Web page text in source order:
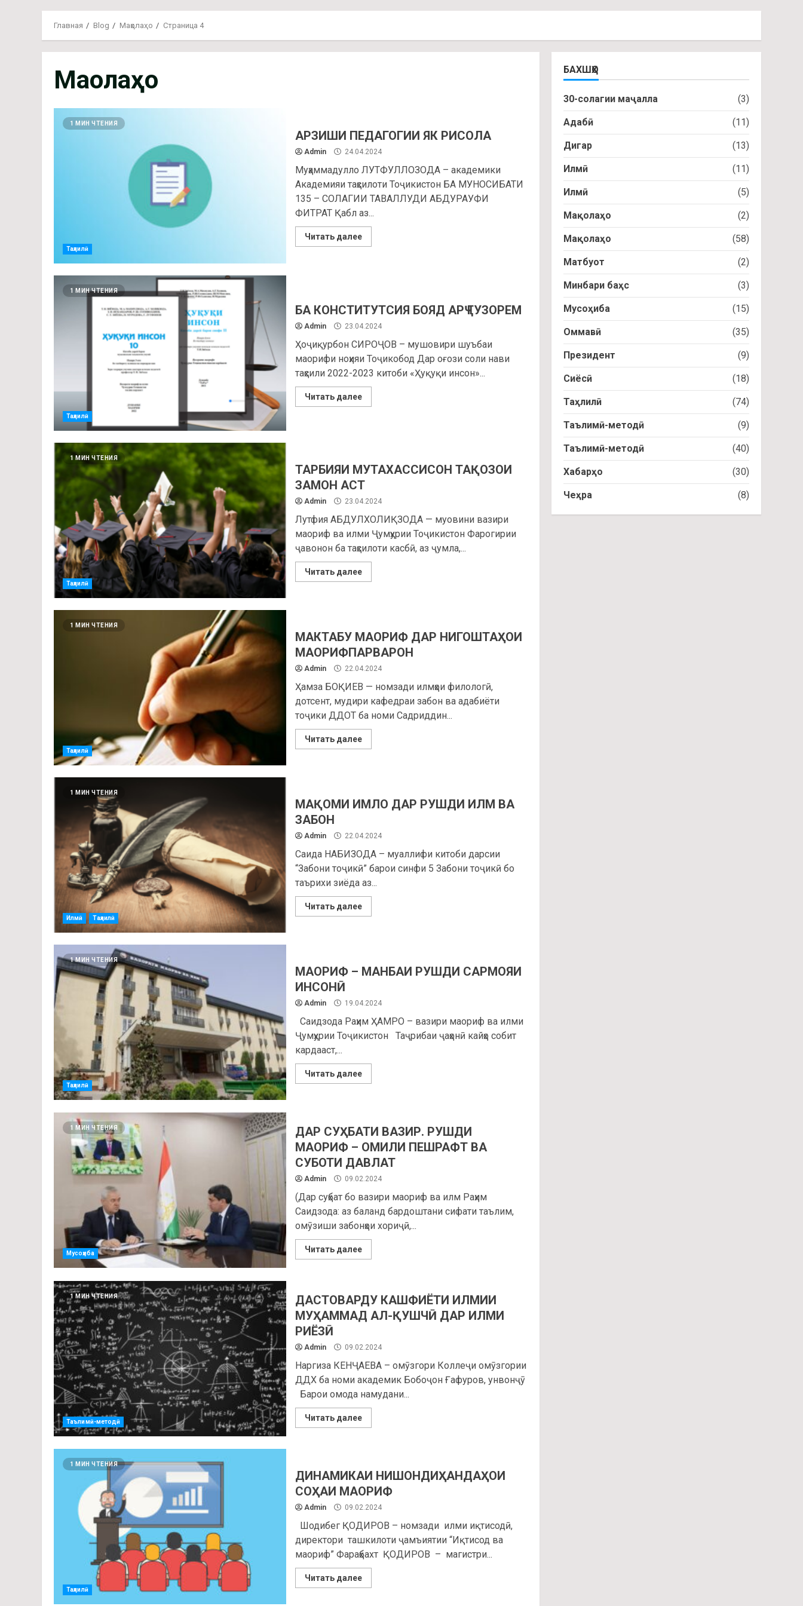
Главная Blog Мақолаҳо Страница 4
Мақолаҳо
1 МИН ЧТЕНИЯ
Таҳлилӣ
АРЗИШИ ПЕДАГОГИИ ЯК РИСОЛА
Admin 24.04.2024
Муҳаммадулло ЛУТФУЛЛОЗОДА – академики
Академияи таҳсилоти Тоҷикистон БА МУНОСИБАТИ
135 – СОЛАГИИ ТАВАЛЛУДИ АБДУРАУФИ
ФИТРАТ Қабл аз...
Читать далее
1 МИН ЧТЕНИЯ
Таҳлилӣ
БА КОНСТИТУТСИЯ БОЯД АРҶ ГУЗОРЕМ
Admin 23.04.2024
Ҳоҷиқурбон СИРОҶОВ – мушовири шуъбаи
маорифи ноҳияи Тоҷикобод Дар оғози соли нави
таҳсили 2022-2023 китоби «Ҳуқуқи инсон»...
Читать далее
1 МИН ЧТЕНИЯ
Таҳлилӣ
ТАРБИЯИ МУТАХАССИСОН ТАҚОЗОИ
ЗАМОН АСТ
Admin 23.04.2024
Лутфия АБДУЛХОЛИҚЗОДА — муовини вазири
маориф ва илми Ҷумҳурии Тоҷикистон Фарогирии
ҷавонон ба таҳсилоти касбӣ, аз ҷумла,...
Читать далее
1 МИН ЧТЕНИЯ
Таҳлилӣ
МАКТАБУ МАОРИФ ДАР НИГОШТАҲОИ
МАОРИФПАРВАРОН
Admin 22.04.2024
Ҳамза БОҚИЕВ — номзади илмҳои филологӣ,
дотсент, мудири кафедраи забон ва адабиёти
тоҷики ДДОТ ба номи Садриддин...
Читать далее
1 МИН ЧТЕНИЯ
Илмӣ Таҳлилӣ
МАҚОМИ ИМЛО ДАР РУШДИ ИЛМ ВА
ЗАБОН
Admin 22.04.2024
Саида НАБИЗОДА – муаллифи китоби дарсии
“Забони тоҷикӣ” барои синфи 5 Забони тоҷикӣ бо
таърихи зиёда аз...
Читать далее
1 МИН ЧТЕНИЯ
Таҳлилӣ
МАОРИФ – МАНБАИ РУШДИ САРМОЯИ
ИНСОНӢ
Admin 19.04.2024
Саидзода Раҳим ҲАМРО – вазири маориф ва илми
Ҷумҳурии Тоҷикистон Таҷрибаи ҷаҳонӣ кайҳо собит
кардааст,...
Читать далее
1 МИН ЧТЕНИЯ
Мусоҳиба
ДАР СУҲБАТИ ВАЗИР. РУШДИ
МАОРИФ – ОМИЛИ ПЕШРАФТ ВА
СУБОТИ ДАВЛАТ
Admin 09.02.2024
(Дар суҳбат бо вазири маориф ва илм Раҳим
Саидзода: аз баланд бардоштани сифати таълим,
омӯзиши забонҳои хориҷӣ,...
Читать далее
1 МИН ЧТЕНИЯ
Таълимӣ-методӣ
ДАСТОВАРДУ КАШФИЁТИ ИЛМИИ
МУҲАММАД АЛ-ҚУШЧӢ ДАР ИЛМИ
РИЁЗӢ
Admin 09.02.2024
Наргиза КЕНҶАЕВА – омӯзгори Коллеҷи омӯзгории
ДДХ ба номи академик Бобоҷон Ғафуров, унвонҷӯ
Барои омода намудани...
Читать далее
1 МИН ЧТЕНИЯ
Таҳлилӣ
ДИНАМИКАИ НИШОНДИҲАНДАҲОИ
СОҲАИ МАОРИФ
Admin 09.02.2024
Шодибег ҚОДИРОВ – номзади илми иқтисодӣ,
директори ташкилоти ҷамъиятии “Иқтисод ва
маориф” Фараҳбахт ҚОДИРОВ – магистри...
Читать далее
БАХШҲО
30-солагии маҷалла (3)
Адабӣ (11)
Дигар (13)
Илмӣ (11)
Илмӣ (5)
Мақолаҳо (2)
Мақолаҳо (58)
Матбуот (2)
Минбари баҳс (3)
Мусоҳиба (15)
Оммавӣ (35)
Президент (9)
Сиёсӣ (18)
Таҳлилӣ (74)
Таълимӣ-методӣ (9)
Таълимӣ-методӣ (40)
Хабарҳо (30)
Чеҳра (8)